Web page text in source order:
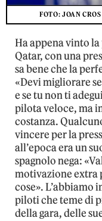
FOTO: JOAN
Ha appena vinto
Qatar, con una
sa bene che la
«Devi migliorare
e se tu non ti
pilota veloce, ma
costanza.
vincere per la
all’epoca era un
spagnolo nega:
motivazione extra
cose». L’abbiamo
piloti che teme di
della gara, delle